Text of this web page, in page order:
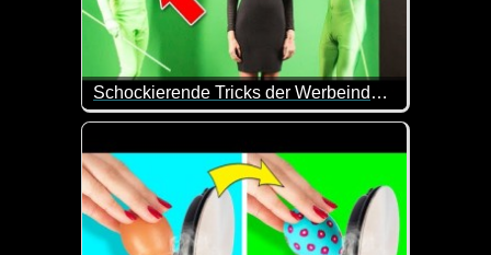
Schockierende Tricks der Werbeindustrie
Man weiß ja, dass in der Werbung alles von